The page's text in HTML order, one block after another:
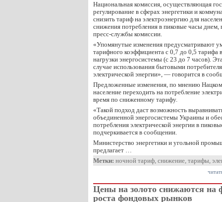
Национальная комиссия, осуществляющая
регулирование в сферах энергетики и
снизить тариф на электроэнергию для
снижения потребления в пиковые часы днем,
пресс-службы комиссии.
«Упомянутые изменения предусматривают
тарифного коэффициента с 0,7 до 0,5
нагрузки энергосистемы (с 23 до 7 часов).
случае использования бытовыми
электрической энергии», — говорится в
Предложенные изменения, по мнению
население переходить на потребление
время по сниженному тарифу.
«Такой подход даст возможность
объединенной энергосистемы Украины и
потребления электрической энергии в
подчеркивается в сообщении.
Министерство энергетики и угольной
предлагает …
Метки: ночной тариф, снижение, тарифы,
Цены на золото снижаются на
роста фондовых рынков